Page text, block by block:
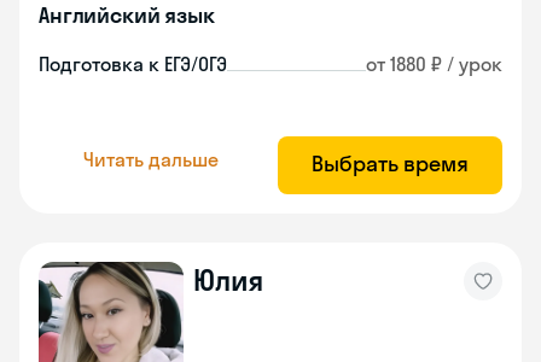
Английский язык
Подготовка к ЕГЭ/ОГЭ от 1880 ₽ / урок
Читать дальше Выбрать время
Юлия